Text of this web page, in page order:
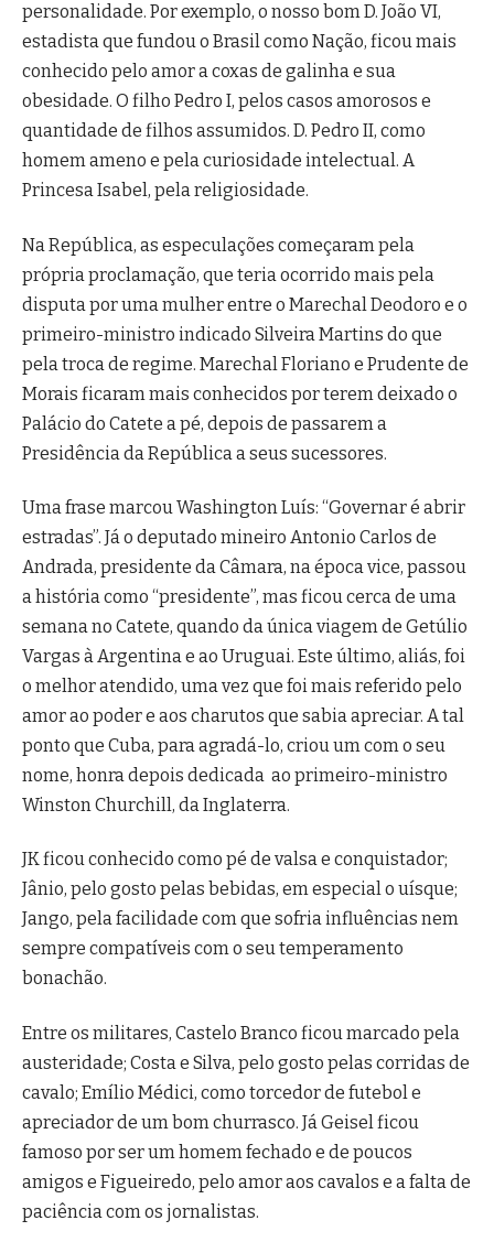
personalidade. Por exemplo, o nosso bom D. João VI,
estadista que fundou o Brasil como Nação, ficou mais
conhecido pelo amor a coxas de galinha e sua
obesidade. O filho Pedro I, pelos casos amorosos e
quantidade de filhos assumidos. D. Pedro II, como
homem ameno e pela curiosidade intelectual. A
Princesa Isabel, pela religiosidade.
Na República, as especulações começaram pela
própria proclamação, que teria ocorrido mais pela
disputa por uma mulher entre o Marechal Deodoro e o
primeiro-ministro indicado Silveira Martins do que
pela troca de regime. Marechal Floriano e Prudente de
Morais ficaram mais conhecidos por terem deixado o
Palácio do Catete a pé, depois de passarem a
Presidência da República a seus sucessores.
Uma frase marcou Washington Luís: “Governar é abrir
estradas”. Já o deputado mineiro Antonio Carlos de
Andrada, presidente da Câmara, na época vice, passou
a história como “presidente”, mas ficou cerca de uma
semana no Catete, quando da única viagem de Getúlio
Vargas à Argentina e ao Uruguai. Este último, aliás, foi
o melhor atendido, uma vez que foi mais referido pelo
amor ao poder e aos charutos que sabia apreciar. A tal
ponto que Cuba, para agradá-lo, criou um com o seu
nome, honra depois dedicada ao primeiro-ministro
Winston Churchill, da Inglaterra.
JK ficou conhecido como pé de valsa e conquistador;
Jânio, pelo gosto pelas bebidas, em especial o uísque;
Jango, pela facilidade com que sofria influências nem
sempre compatíveis com o seu temperamento
bonachão.
Entre os militares, Castelo Branco ficou marcado pela
austeridade; Costa e Silva, pelo gosto pelas corridas de
cavalo; Emílio Médici, como torcedor de futebol e
apreciador de um bom churrasco. Já Geisel ficou
famoso por ser um homem fechado e de poucos
amigos e Figueiredo, pelo amor aos cavalos e a falta de
paciência com os jornalistas.